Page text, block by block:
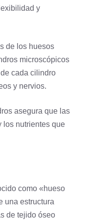
y
de los huesos
microscópicos
cada cilindro
y nervios.
asegura que las
los nutrientes que
como «hueso
una estructura
de tejido óseo